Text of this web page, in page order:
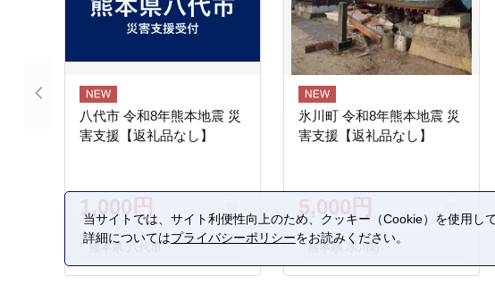
八代市 令和8年熊本地震 災
害支援【返礼品なし】
1,000円
熊本県 八代市
氷川町 令和8年熊本地震 災
害支援【返礼品なし】
5,000円
熊本県 氷川町
当サイトでは、サイト利便性向上のため、クッキー（Cookie）を使用
詳細についてはプライバシーポリシーをお読みください。